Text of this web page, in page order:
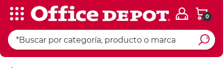
0
Ingresar Codigo